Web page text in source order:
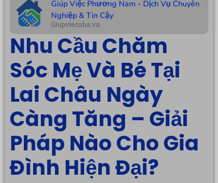
Giúp Việc Phương Nam - Dịch Vụ Chuyên
Nghiệp & Tin Cậy
Giupviecnha.vn
Nhu Cầu Chăm
Sóc Mẹ Và Bé Tại
Lai Châu Ngày
Càng Tăng – Giải
Pháp Nào Cho Gia
Đình Hiện Đại?